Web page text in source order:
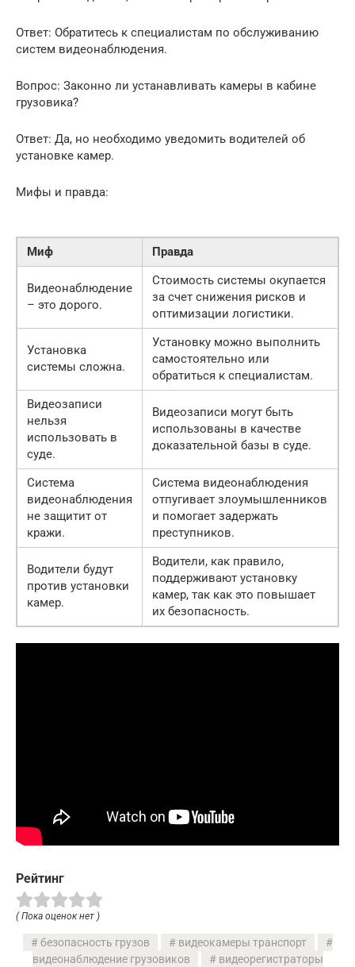
Ответ: Обратитесь к специалистам по обслуживанию
систем видеонаблюдения.
Вопрос: Законно ли устанавливать камеры в кабине
грузовика?
Ответ: Да, но необходимо уведомить водителей об
установке камер.
Мифы и правда:
Миф Правда
Видеонаблюдение
– это дорого.
Стоимость системы окупается
за счет снижения рисков и
оптимизации логистики.
Установка
системы сложна.
Установку можно выполнить
самостоятельно или
обратиться к специалистам.
Видеозаписи
нельзя
использовать в
суде.
Видеозаписи могут быть
использованы в качестве
доказательной базы в суде.
Система
видеонаблюдения
не защитит от
кражи.
Система видеонаблюдения
отпугивает злоумышленников
и помогает задержать
преступников.
Водители будут
против установки
камер.
Водители, как правило,
поддерживают установку
камер, так как это повышает
их безопасность.
Рейтинг
( Пока оценок нет )
безопасность грузов
видеокамеры транспорт
видеонаблюдение грузовиков
видеорегистраторы